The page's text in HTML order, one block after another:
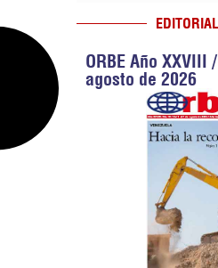
ORBE Año
agosto de 2026